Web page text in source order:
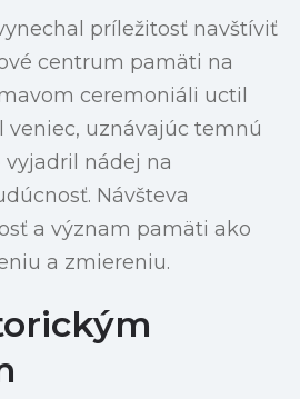
príležitosť navštíviť
centrum pamäti na
ceremoniáli uctil
veniec, uznávajúc temnú
nádej na
Návšteva
a význam pamäti ako
a zmiereniu.